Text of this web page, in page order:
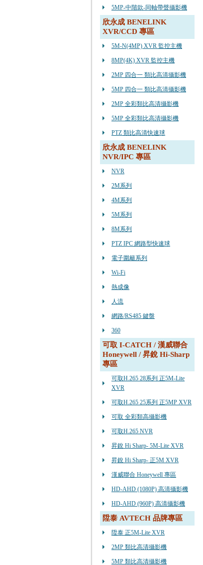
5MP-中階款-同軸帶聲攝影機
欣永成 BENELINK
XVR/CCD 專區
5M-N(4MP) XVR 監控主機
8MP(4K) XVR 監控主機
2MP 四合一 類比高清攝影機
5MP 四合一 類比高清攝影機
2MP 全彩類比高清攝影機
5MP 全彩類比高清攝影機
PTZ 類比高清快速球
欣永成 BENELINK
NVR/IPC 專區
NVR
2M系列
4M系列
5M系列
8M系列
PTZ IPC 網路型快速球
電子圍籬系列
Wi-Fi
熱成像
人流
網路/RS485 鍵盤
360
可取 I-CATCH / 漢威聯合
Honeywell / 昇銳 Hi-Sharp
專區
可取H.265 28系列 正5M-Lite
XVR
可取H.265 25系列 正5MP XVR
可取 全彩類高攝影機
可取H.265 NVR
昇銳 Hi Sharp- 5M-Lite XVR
昇銳 Hi Sharp- 正5M XVR
漢威聯合 Honeywell 專區
HD-AHD (1080P) 高清攝影機
HD-AHD (960P) 高清攝影機
陞泰 AVTECH 品牌專區
陞泰 正5M-Lite XVR
2MP 類比高清攝影機
5MP 類比高清攝影機